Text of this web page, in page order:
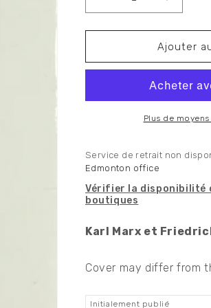
Réduire
la
quantité
Marx
Collected
la
quantité
de
Marx
Engels
Works:
Ajouter
Plus de
Service de retrait non
Edmonton office
Vérifier la disponibilité
boutiques
Karl Marx et
Cover may differ from
Initialement publié